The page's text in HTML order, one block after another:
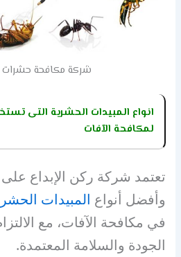
شركة مكافحة
انواع المبيدات الحشرية التى
لمكافحة الآفات
تعتمد شركة ركن الإبداع
وأفضل أنواع المبيدات
في مكافحة الآفات، مع
الجودة والسلامة المعتمدة.